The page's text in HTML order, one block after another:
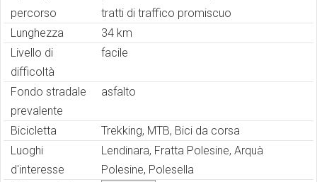
percorso
tratti di traffico promiscuo
Lunghezza
34 km
Livello di
difficoltà
facile
Fondo stradale
prevalente
asfalto
Bicicletta
Trekking, MTB, Bici da corsa
Luoghi
d'interesse
Lendinara, Fratta Polesine, Arquà
Polesine, Polesella